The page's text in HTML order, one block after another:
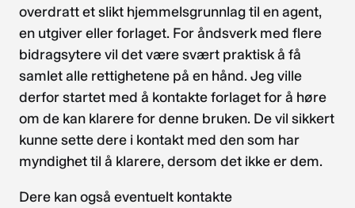
overdratt et slikt hjemmelsgrunnlag til en agent,
en utgiver eller forlaget. For åndsverk med flere
bidragsytere vil det være svært praktisk å få
samlet alle rettighetene på en hånd. Jeg ville
derfor startet med å kontakte forlaget for å høre
om de kan klarere for denne bruken. De vil sikkert
kunne sette dere i kontakt med den som har
myndighet til å klarere, dersom det ikke er dem.
Dere kan også eventuelt kontakte